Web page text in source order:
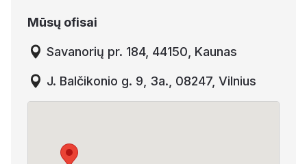
Mūsų ofisai
Savanorių pr. 184, 44150, Kaunas
J. Balčikonio g. 9, 3a., 08247, Vilnius